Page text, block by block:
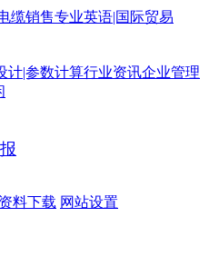
缆销售专业英语|国际贸易
计|参数计算行业资讯企业管理
资料下载 网站设置